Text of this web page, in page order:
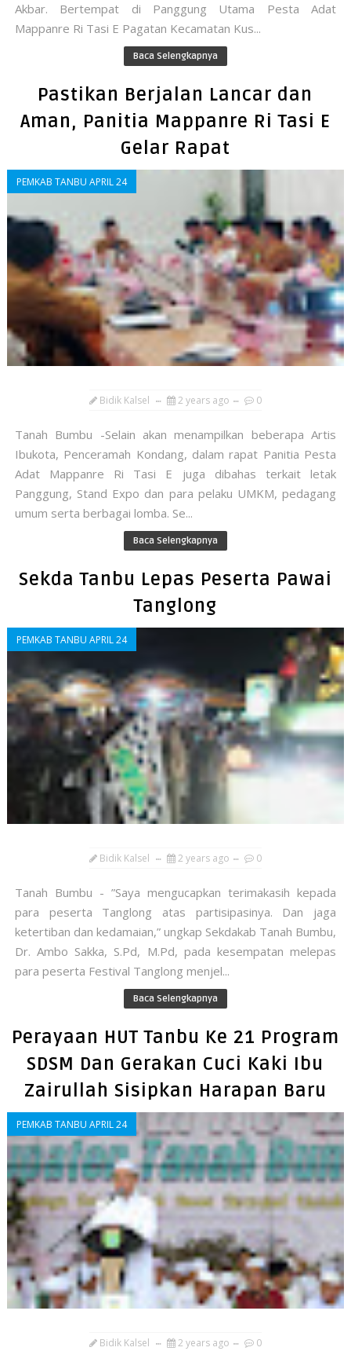
Akbar. Bertempat di Panggung Utama Pesta Adat
Mappanre Ri Tasi E Pagatan Kecamatan Kus...
Baca Selengkapnya
Pastikan Berjalan Lancar dan
Aman, Panitia Mappanre Ri Tasi E
Gelar Rapat
PEMKAB TANBU APRIL 24
Bidik Kalsel 2 years ago 0
Tanah Bumbu -Selain akan menampilkan beberapa Artis
Ibukota, Penceramah Kondang, dalam rapat Panitia Pesta
Adat Mappanre Ri Tasi E juga dibahas terkait letak
Panggung, Stand Expo dan para pelaku UMKM, pedagang
umum serta berbagai lomba. Se...
Baca Selengkapnya
Sekda Tanbu Lepas Peserta Pawai
Tanglong
PEMKAB TANBU APRIL 24
Bidik Kalsel 2 years ago 0
Tanah Bumbu - ”Saya mengucapkan terimakasih kepada
para peserta Tanglong atas partisipasinya. Dan jaga
ketertiban dan kedamaian,” ungkap Sekdakab Tanah Bumbu,
Dr. Ambo Sakka, S.Pd, M.Pd, pada kesempatan melepas
para peserta Festival Tanglong menjel...
Baca Selengkapnya
Perayaan HUT Tanbu Ke 21 Program
SDSM Dan Gerakan Cuci Kaki Ibu
Zairullah Sisipkan Harapan Baru
PEMKAB TANBU APRIL 24
Bidik Kalsel 2 years ago 0